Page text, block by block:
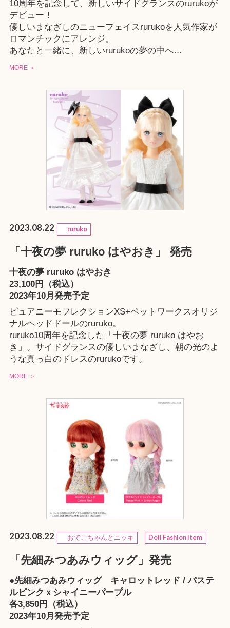
10周年を記念して、新しいサイドグランスのrurukoが
デビュー！
優しいまなざしのニューフェイスrurukoを人気作家が
ロマンチックにアレンジ。
あなたと一緒に、新しいrurukoの夢の中へ…
MORE ＞
2023.08.22 ruruko
「十夜の夢 ruruko はやおき」 発売
十夜の夢 ruruko はやおき
23,100円（税込）
2023年10月発売予定
ピュアニーモフレクションXS+ペットワークスオリジ
ナルヘッドドールのruruko。
ruruko10周年を記念した「十夜の夢 ruruko はやお
き」。サイドグランスの優しいまなざし、朝の光のよ
うな真っ白のドレスのrurukoです。
MORE ＞
2023.08.22 おでこちゃんとニッキ Doll Fashion Item
「先細みつあみウィッグ」発売
●先細みつあみウィッグ キャロットレッド / パステ
ルピンクｘシャイニーパープル
各3,850円（税込）
2023年10月発売予定